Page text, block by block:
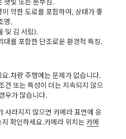
햇빛 또는 눈부심.
약한 도로를 포함하여, 상태가 좋
명.
및 김 서림).
대를 포함한 단조로운 환경적 특징.
요.차량 주행에는 문제가 없습니다.
건 또는 특성이 더는 지속되지 않으
우가 많습니다.
사라지지 않으면 카메라 표면에 응
지 확인하세요.카메라 위치는 카메